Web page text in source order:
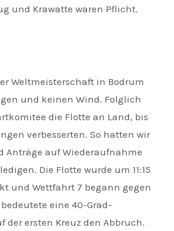
und Krawatte waren Pflicht.
Weltmeisterschaft in Bodrum
und keinen Wind. Folglich
die Flotte an Land, bis
verbesserten. So hatten wir
Anträge auf Wiederaufnahme
Die Flotte wurde um 11:15
und Wettfahrt 7 begann gegen
bedeutete eine 40-Grad-
der ersten Kreuz den Abbruch.